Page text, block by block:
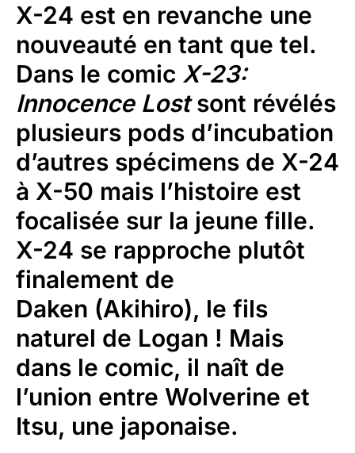
X-24 est en revanche une
nouveauté en tant que tel.
Dans le comic X-23:
Innocence Lostsont révélés
plusieurs pods d’incubation
d’autres spécimens de X-24
à X-50 mais l’histoire est
focalisée sur la jeune fille.
X-24 se rapproche plutôt
finalement de
Daken (Akihiro), le fils
naturel de Logan ! Mais
dans le comic, il naît de
l’union entre Wolverine et
Itsu, une japonaise.